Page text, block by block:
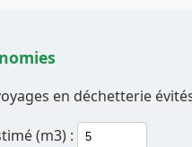
en déchetterie
(m3) :